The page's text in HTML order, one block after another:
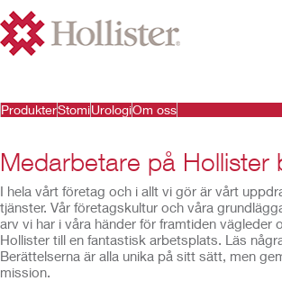
ProdukterStomiUrologiOm oss
Medarbetare på Hollister
I hela vårt företag och i allt vi gör är vårt
tjänster. Vår företagskultur och våra
arv vi har i våra händer för framtiden
Hollister till en fantastisk arbetsplats. Läs
Berättelserna är alla unika på sitt sätt, men
mission.